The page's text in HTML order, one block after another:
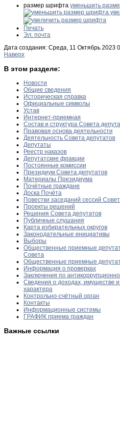
размер шрифта уменьшить
Печать
Эл. почта
Дата создания: Среда, 11 Октябрь 2023
Наверх
В этом разделе:
Новости
Общие сведения
Историческая справка
Официальные символы
Устав
Интернет-приемная
Состав и структура Совета
Правовая основа деятельности
Деятельность Совета депутатов
Депутаты
Реестр наказов
Депутатские фракции
Постоянные комиссии
Президиум Совета депутатов
Материалы Президиума
Почётные граждане
Доска Почёта
Повестки заседаний сессий
Проекты решений
Решения Совета депутатов
Публичные слушания
Карта избирательных округов
Законодательные инициативы
Выборы
Общественные приемные
Совета
Общественные приемные
Информация о проверках
Заключения по
Сведения о доходах, имуществе
характера
Контрольно-счётный орган
Контакты
Информационные системы
ГРАФИК приема граждан
Важные ссылки